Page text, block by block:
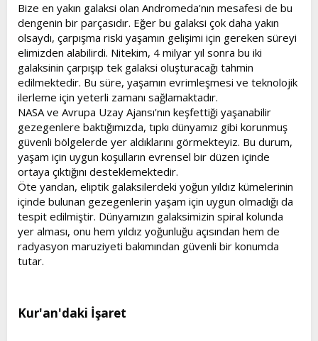
Bize en yakın galaksi olan Andromeda'nın mesafesi de bu
dengenin bir parçasıdır. Eğer bu galaksi çok daha yakın
olsaydı, çarpışma riski yaşamın gelişimi için gereken süreyi
elimizden alabilirdi. Nitekim, 4 milyar yıl sonra bu iki
galaksinin çarpışıp tek galaksi oluşturacağı tahmin
edilmektedir. Bu süre, yaşamın evrimleşmesi ve teknolojik
ilerleme için yeterli zamanı sağlamaktadır.
NASA ve Avrupa Uzay Ajansı'nın keşfettiği yaşanabilir
gezegenlere baktığımızda, tıpkı dünyamız gibi korunmuş
güvenli bölgelerde yer aldıklarını görmekteyiz. Bu durum,
yaşam için uygun koşulların evrensel bir düzen içinde
ortaya çıktığını desteklemektedir.
Öte yandan, eliptik galaksilerdeki yoğun yıldız kümelerinin
içinde bulunan gezegenlerin yaşam için uygun olmadığı da
tespit edilmiştir. Dünyamızın galaksimizin spiral kolunda
yer alması, onu hem yıldız yoğunluğu açısından hem de
radyasyon maruziyeti bakımından güvenli bir konumda
tutar.
Kur'an'daki İşaret​